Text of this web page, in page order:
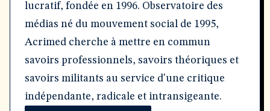
lucratif, fondée en 1996. Observatoire des
médias né du mouvement social de 1995,
Acrimed cherche à mettre en commun
savoirs professionnels, savoirs théoriques et
savoirs militants au service d'une critique
indépendante, radicale et intransigeante.